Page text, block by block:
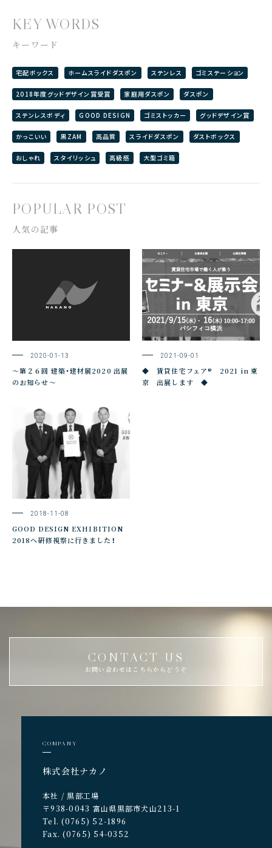
KEY WORDS
キーワード
宅配ボックス ホームスライドダスポン ステンレス ゴミステーション
2018年度グッドデザイン賞受賞 家庭用ダスポン ダスポン
ステンレスボディ GOOD DESIGN ゴミストッカー グッドデザイン賞
かっこいい 黒ZAM 高品質 スライドダスポン ダストボックス
おしゃれ スタイリッシュ 高級感 大型ゴミ箱
POPULAR POST
人気の記事
2020-01-13
～第２６回 建築・建材展2020 出展
のお知らせ～
2021-09-01
◆ 賃貸住宅フェア® 2021 in 東
京 出展します ◆
2018-11-08
GOOD DESIGN EXHIBITION
2018へ研修視察に行きました！
CONTACT US
お問い合わせはこちらからどうぞ
COMPANY
株式会社ナカノ
本社 / 黒部工場
〒938-0043 富山県黒部市犬山213-1
Tel. (0765) 52-1896
Fax. (0765) 54-0352